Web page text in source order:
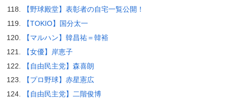
【野球殿堂】表彰者の自宅一覧公開！
【TOKIO】国分太一
【マルハン】韓昌祐＝韓裕
【女優】岸恵子
【自由民主党】森喜朗
【プロ野球】赤星憲広
【自由民主党】二階俊博